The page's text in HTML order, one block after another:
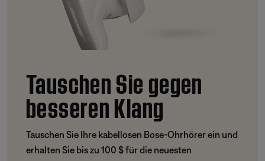
Tauschen Sie gegen
besseren Klang
Tauschen Sie Ihre kabellosen Bose-Ohrhörer ein und
erhalten Sie bis zu 100 $ für die neuesten